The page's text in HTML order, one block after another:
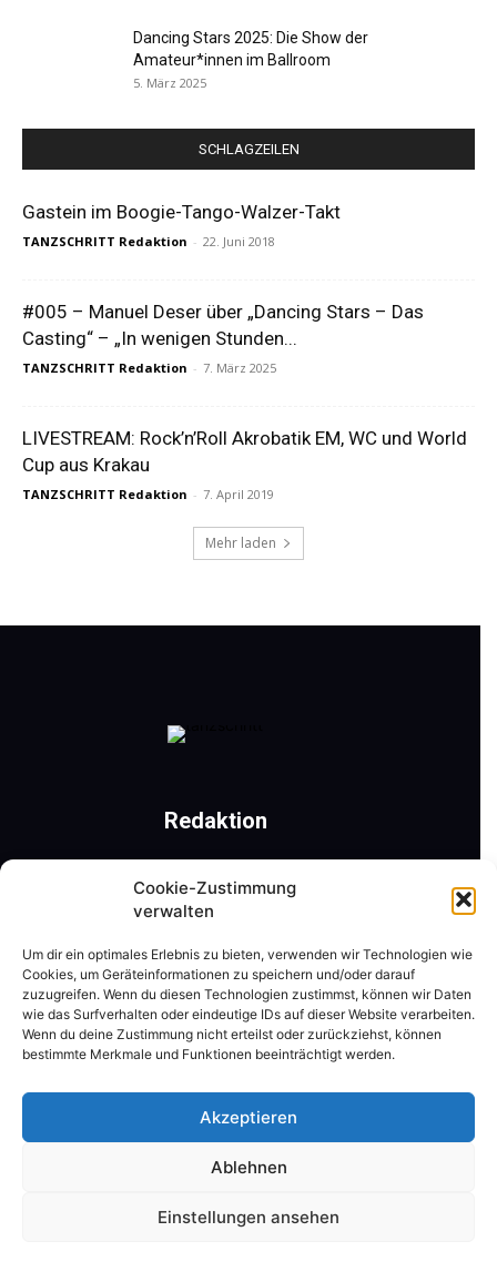
Cookie-Zustimmung
verwalten
Um dir ein optimales Erlebnis zu bieten, verwenden wir Technologien wie
Cookies, um Geräteinformationen zu speichern und/oder darauf
zuzugreifen. Wenn du diesen Technologien zustimmst, können wir Daten
wie das Surfverhalten oder eindeutige IDs auf dieser Website verarbeiten.
Wenn du deine Zustimmung nicht erteilst oder zurückziehst, können
bestimmte Merkmale und Funktionen beeinträchtigt werden.
Akzeptieren
Ablehnen
Einstellungen ansehen
Dancing Stars 2025: Die Show der
Amateur*innen im Ballroom
5. März 2025
SCHLAGZEILEN
Gastein im Boogie-Tango-Walzer-Takt
TANZSCHRITT Redaktion - 22. Juni 2018
#005 – Manuel Deser über „Dancing Stars – Das
Casting“ – „In wenigen Stunden...
TANZSCHRITT Redaktion - 7. März 2025
LIVESTREAM: Rock’n’Roll Akrobatik EM, WC und World
Cup aus Krakau
TANZSCHRITT Redaktion - 7. April 2019
Mehr laden
Redaktion
Mobil: +43 650 31 22 477 | Tel.: +43 4229 40 261
Kontaktieren Sie uns:redaktion@tanzschritt.at